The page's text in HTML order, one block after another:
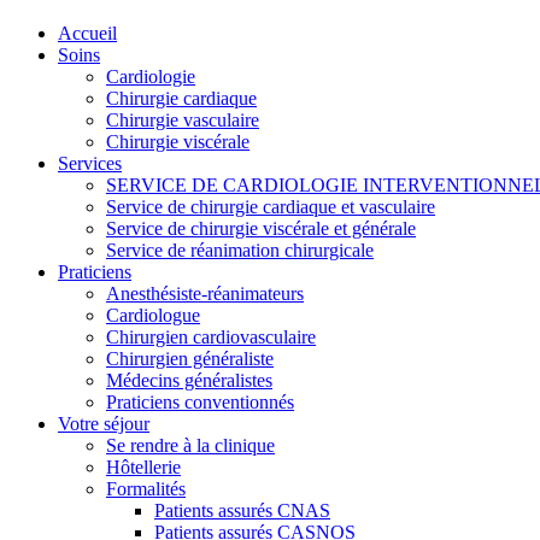
Accueil
Soins
Cardiologie
Chirurgie cardiaque
Chirurgie vasculaire
Chirurgie viscérale
Services
SERVICE DE CARDIOLOGIE
Service de chirurgie cardiaque et vasculaire
Service de chirurgie viscérale et générale
Service de réanimation chirurgicale
Praticiens
Anesthésiste-réanimateurs
Cardiologue
Chirurgien cardiovasculaire
Chirurgien généraliste
Médecins généralistes
Praticiens conventionnés
Votre séjour
Se rendre à la clinique
Hôtellerie
Formalités
Patients assurés CNAS
Patients assurés CASNOS